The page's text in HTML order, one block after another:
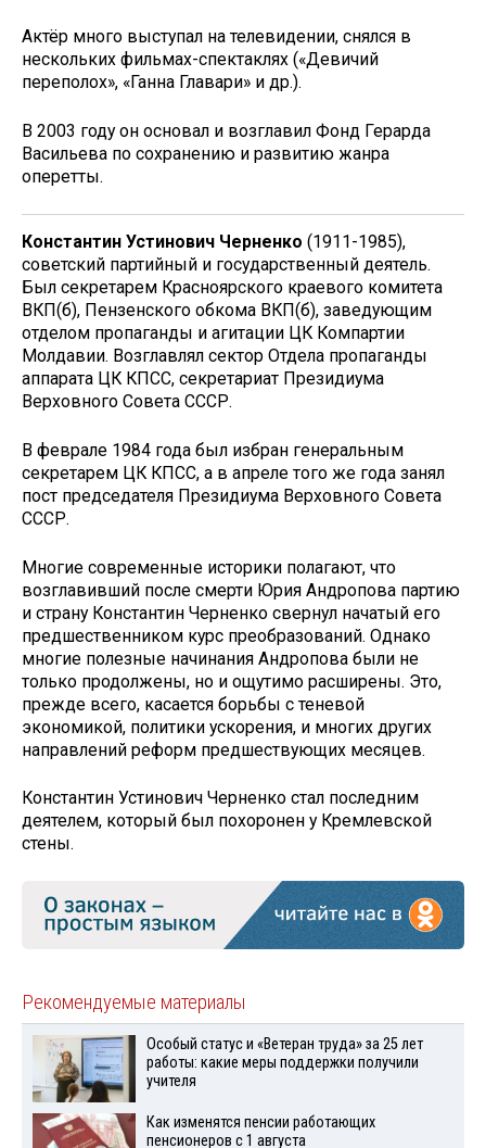
Актёр много выступал на телевидении, снялся в
нескольких фильмах-спектаклях («Девичий
переполох», «Ганна Главари» и др.).
В 2003 году он основал и возглавил Фонд Герарда
Васильева по сохранению и развитию жанра
оперетты.
Константин Устинович Черненко (1911-1985),
советский партийный и государственный деятель.
Был секретарем Красноярского краевого комитета
ВКП(б), Пензенского обкома ВКП(б), заведующим
отделом пропаганды и агитации ЦК Компартии
Молдавии. Возглавлял сектор Отдела пропаганды
аппарата ЦК КПСС, секретариат Президиума
Верховного Совета СССР.
В феврале 1984 года был избран генеральным
секретарем ЦК КПСС, а в апреле того же года занял
пост председателя Президиума Верховного Совета
СССР.
Многие современные историки полагают, что
возглавивший после смерти Юрия Андропова партию
и страну Константин Черненко свернул начатый его
предшественником курс преобразований. Однако
многие полезные начинания Андропова были не
только продолжены, но и ощутимо расширены. Это,
прежде всего, касается борьбы с теневой
экономикой, политики ускорения, и многих других
направлений реформ предшествующих месяцев.
Константин Устинович Черненко стал последним
деятелем, который был похоронен у Кремлевской
стены.
Рекомендуемые материалы
Особый статус и «Ветеран труда» за 25 лет
работы: какие меры поддержки получили
учителя
Как изменятся пенсии работающих
пенсионеров с 1 августа